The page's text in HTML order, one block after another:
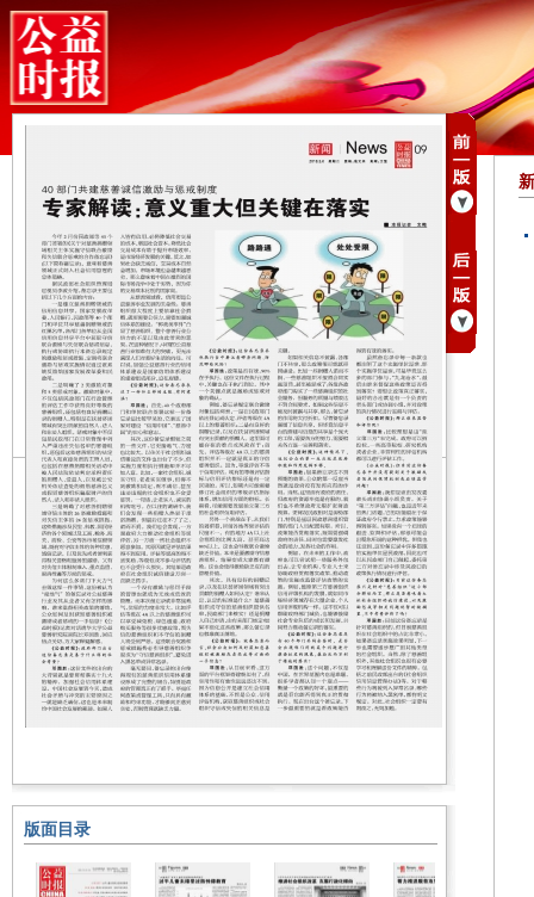
版面目录